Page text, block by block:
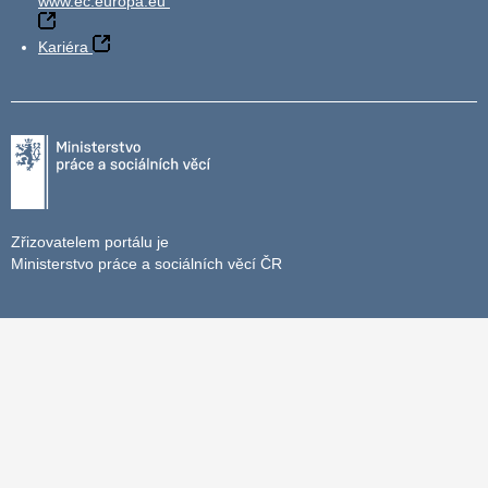
Kariéra
Zřizovatelem portálu je
Ministerstvo práce a sociálních věcí ČR